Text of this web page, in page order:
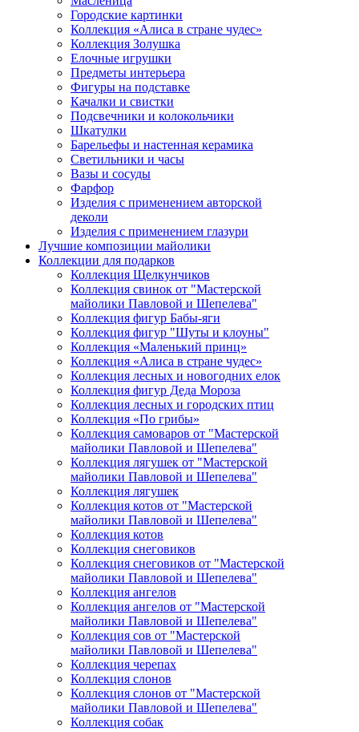
Городские картинки
Коллекция «Алиса в стране чудес»
Коллекция Золушка
Елочные игрушки
Предметы интерьера
Фигуры на подставке
Качалки и свистки
Подсвечники и колокольчики
Шкатулки
Барельефы и настенная керамика
Светильники и часы
Вазы и сосуды
Фарфор
Изделия с применением авторской
деколи
Изделия с применением глазури
Лучшие композиции майолики
Коллекции для подарков
Коллекция Щелкунчиков
Коллекция свинок от "Мастерской
майолики Павловой и Шепелева"
Коллекция фигур Бабы-яги
Коллекция фигур "Шуты и клоуны"
Коллекция «Маленький принц»
Коллекция «Алиса в стране чудес»
Коллекция лесных и новогодних елок
Коллекция фигур Деда Мороза
Коллекция лесных и городских птиц
Коллекция «По грибы»
Коллекция самоваров от "Мастерской
майолики Павловой и Шепелева"
Коллекция лягушек от "Мастерской
майолики Павловой и Шепелева"
Коллекция лягушек
Коллекция котов от "Мастерской
майолики Павловой и Шепелева"
Коллекция котов
Коллекция снеговиков
Коллекция снеговиков от "Мастерской
майолики Павловой и Шепелева"
Коллекция ангелов
Коллекция ангелов от "Мастерской
майолики Павловой и Шепелева"
Коллекция сов от "Мастерской
майолики Павловой и Шепелева"
Коллекция черепах
Коллекция слонов
Коллекция слонов от "Мастерской
майолики Павловой и Шепелева"
Коллекция собак